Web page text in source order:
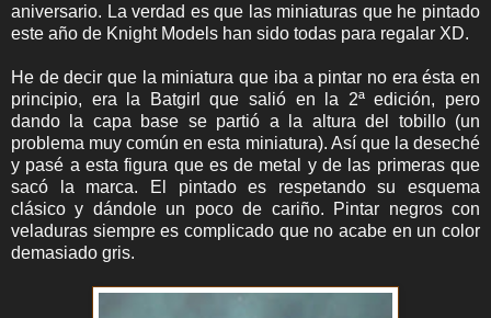
aniversario. La verdad es que las miniaturas que he pintado
este año de Knight Models han sido todas para regalar XD.
He de decir que la miniatura que iba a pintar no era ésta en
principio, era la Batgirl que salió en la 2ª edición, pero
dando la capa base se partió a la altura del tobillo (un
problema muy común en esta miniatura). Así que la deseché
y pasé a esta figura que es de metal y de las primeras que
sacó la marca. El pintado es respetando su esquema
clásico y dándole un poco de cariño. Pintar negros con
veladuras siempre es complicado que no acabe en un color
demasiado gris.